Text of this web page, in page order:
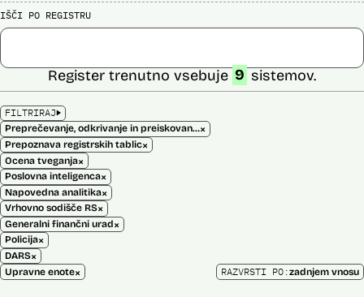
IŠČI PO REGISTRU
FILTRIRAJ
Preprečevanje, odkrivanje in preiskovanje kaznivih dejanj×
Prepoznava registrskih tablic×
Ocena tveganja×
Poslovna inteligenca×
Napovedna analitika×
Vrhovno sodišče RS×
Generalni finančni urad×
Policija×
DARS×
Upravne enote×
Register trenutno vsebuje 9 sistemov.
RAZVRSTI PO:zadnjem vnosu